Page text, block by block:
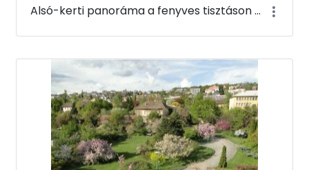
Alsó-kerti panoráma a fenyves tisztáson - Budai Arborétum